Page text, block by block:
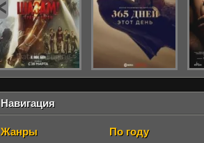
Навигация
Жанры По году